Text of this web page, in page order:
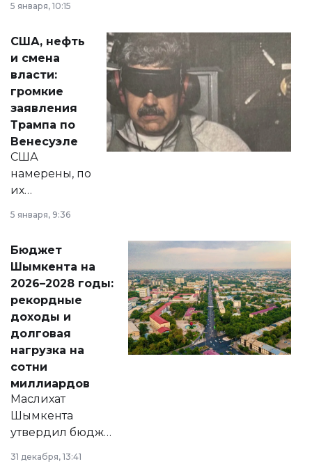
сразу несколько
актуальных тем —
от слухов о
политических
реформах до
вопросов армии,
экономики и
личного здоровья.
5 января, 10:15
США, нефть
и смена
власти:
громкие
заявления
Трампа по
Венесуэле
США
намерены, по
их
принести
народу
Венесуэлы.
5 января, 9:36
Бюджет
Шымкента на
2026–2028 годы:
рекордные
доходы и
долговая
нагрузка на
сотни
миллиардов
Маслихат
Шымкента
утвердил бюджет
города на 2026–
2028 годы.
31 декабря, 13:41